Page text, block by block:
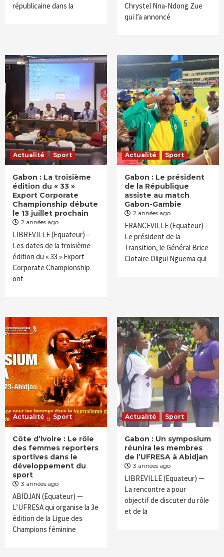
républicaine dans la
Chrystel Nna-Ndong Zue
qui l’a annoncé
Actualité Sport
Gabon : La troisième
édition du « 33 »
Export Corporate
Championship débute
le 13 juillet prochain
2 années ago
LIBREVILLE (Equateur) –
Les dates de la troisième
édition du « 33 » Export
Corporate Championship
ont
Actualité Sport
Gabon : Le président
de la République
assiste au match
Gabon-Gambie
2 années ago
FRANCEVILLE (Equateur) –
Le président de la
Transition, le Général Brice
Clotaire Oligui Nguema qui
Actualité Sport
Côte d’Ivoire : Le rôle
des femmes reporters
sportives dans le
développement du
sport
3 années ago
ABIDJAN (Equateur) —
L’UFRESA qui organise la 3e
édition de la Ligue des
Champions féminine
Actualité Sport
Gabon : Un symposium
réunira les membres
de l’UFRESA à Abidjan
3 années ago
LIBREVILLE (Equateur) —
La rencontre a pour
objectif de discuter du rôle
et de la